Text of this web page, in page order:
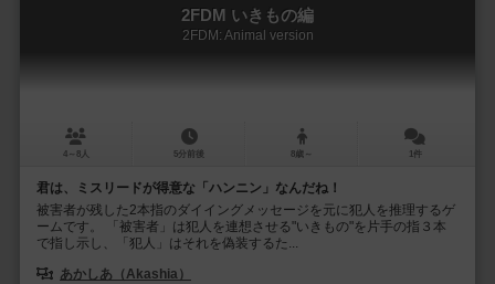
2FDM いきもの編
2FDM: Animal version
4～8人 5分前後 8歳～ 1件
君は、ミスリードが得意な「ハンニン」なんだね！
被害者が残した2本指のダイイングメッセージを元に犯人を推理するゲ
ームです。 「被害者」は犯人を連想させる"いきもの"を片手の指３本
で指し示し、「犯人」はそれを偽装するた...
あかしあ（Akashia）